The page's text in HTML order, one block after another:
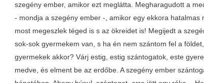
szegény ember, amikor ezt meglátta. Megharagudott a
- mondja a szegény ember -, amikor egy ekkora
most megeszlek téged is s az ökreidet is! Megijedt a
sok-sok gyermekem van, s ha én nem szántom fel a
gyermekek akkor? Várj estig, estig szántogatok, este
medve, és elment be az erdőbe. A szegény ember